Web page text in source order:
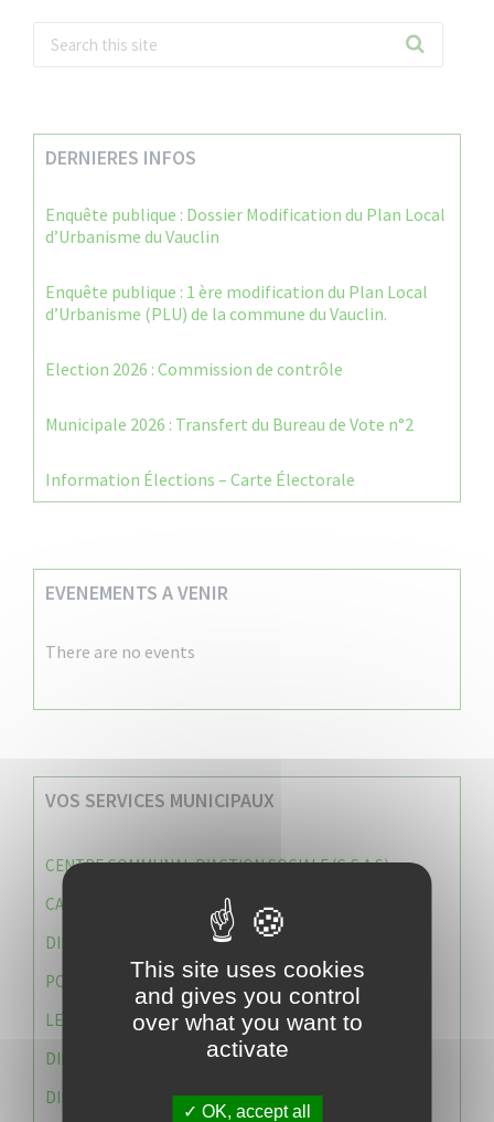
DERNIERES INFOS
Enquête publique : Dossier Modification du Plan Local
d’Urbanisme du Vauclin
Enquête publique : 1 ère modification du Plan Local
d’Urbanisme (PLU) de la commune du Vauclin.
Election 2026 : Commission de contrôle
Municipale 2026 : Transfert du Bureau de Vote n°2
Information Élections – Carte Électorale
EVENEMENTS A VENIR
There are no events
VOS SERVICES MUNICIPAUX
CENTRE COMMUNAL D’ACTION SOCIALE (C.C.A.S)
CAISSE DES ÉCOLES
DIRECTION DES SERVICES TECHNIQUES
POLICE MUNICIPALE
LE CABINET DU MAIRE
DIRECTION DES RESSOURCES ET MOYENS
DIRECTION DU DEVELLOPPEMENT URBAIN DURABL
This site uses cookies
and gives you control
over what you want to
activate
OK, accept all